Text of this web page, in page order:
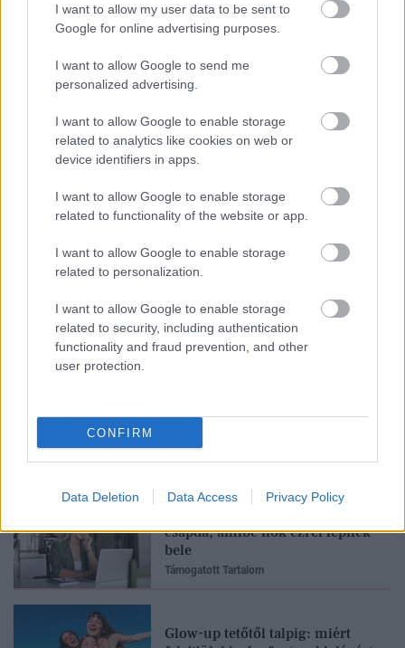
I want to allow my user data to be sent to
Google for online advertising purposes.
I want to allow Google to send me
personalized advertising.
I want to allow Google to enable storage
related to analytics like cookies on web or
device identifiers in apps.
I want to allow Google to enable storage
related to functionality of the website or app.
I want to allow Google to enable storage
related to personalization.
I want to allow Google to enable storage
related to security, including authentication
functionality and fraud prevention, and other
user protection.
CONFIRM
Data Deletion Data Access Privacy Policy
Feliratkozom
Mindenki azt hiszi, hogy
lángos is jót tehe
Támogatott Tartalom
szabály megkímélhet egy
Támogatott Tartalom
csapda, amibe nők ezrei lépnek
bele
Támogatott Tartalom
Glow-up tetőtől talpig: miért